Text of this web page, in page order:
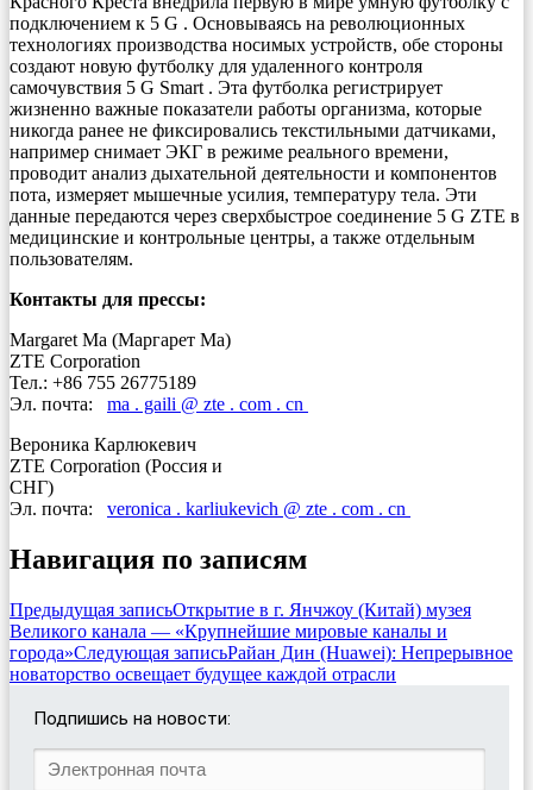
подключением к 5 G . Основываясь на революционных
технологиях производства носимых устройств, обе стороны
создают новую футболку для удаленного контроля
самочувствия 5 G Smart . Эта футболка регистрирует
жизненно важные показатели работы организма, которые
никогда ранее не фиксировались текстильными датчиками,
например снимает ЭКГ в режиме реального времени,
проводит анализ дыхательной деятельности и компонентов
пота, измеряет мышечные усилия, температуру тела. Эти
данные передаются через сверхбыстрое соединение 5 G ZTE в
медицинские и контрольные центры, а также отдельным
пользователям.
Контакты для прессы:
Margaret Ma (Маргарет Ма)
ZTE Corporation
Тел.: +86 755 26775189
Эл. почта: ma . gaili @ zte . com . cn
Вероника Карлюкевич
ZTE Corporation (Россия и
СНГ)
Эл. почта: veronica . karliukevich @ zte . com . cn
Навигация по записям
Предыдущая записьОткрытие в г. Янчжоу (Китай) музея
Великого канала — «Крупнейшие мировые каналы и
города»Следующая записьРайан Дин (Huawei): Непрерывное
новаторство освещает будущее каждой отрасли
Подпишись на новости: